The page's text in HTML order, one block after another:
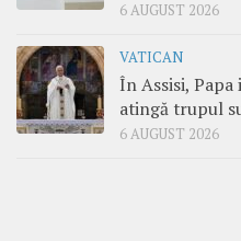
6 AUGUST 2026
VATICAN
În Assisi,
atingă trupul
6 AUGUST 2026